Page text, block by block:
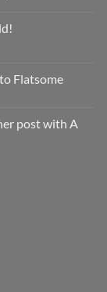
Flatsome
post with A